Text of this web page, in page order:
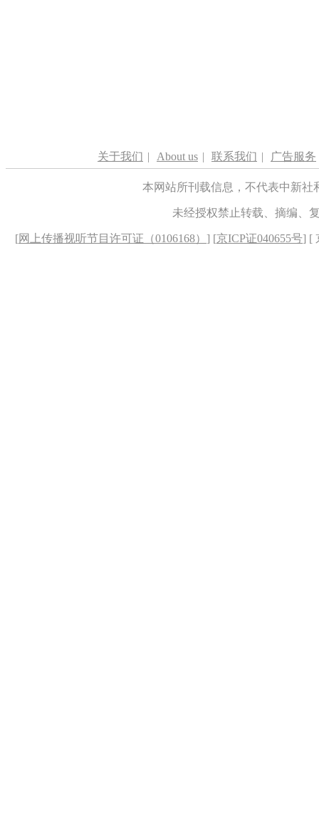
关于我们 | About us | 联系我们 | 广告服务
本网站所刊载信息，不代表中新
未经授权禁止转载、摘编、
[网上传播视听节目许可证（0106168） ] [京ICP证040655号] [